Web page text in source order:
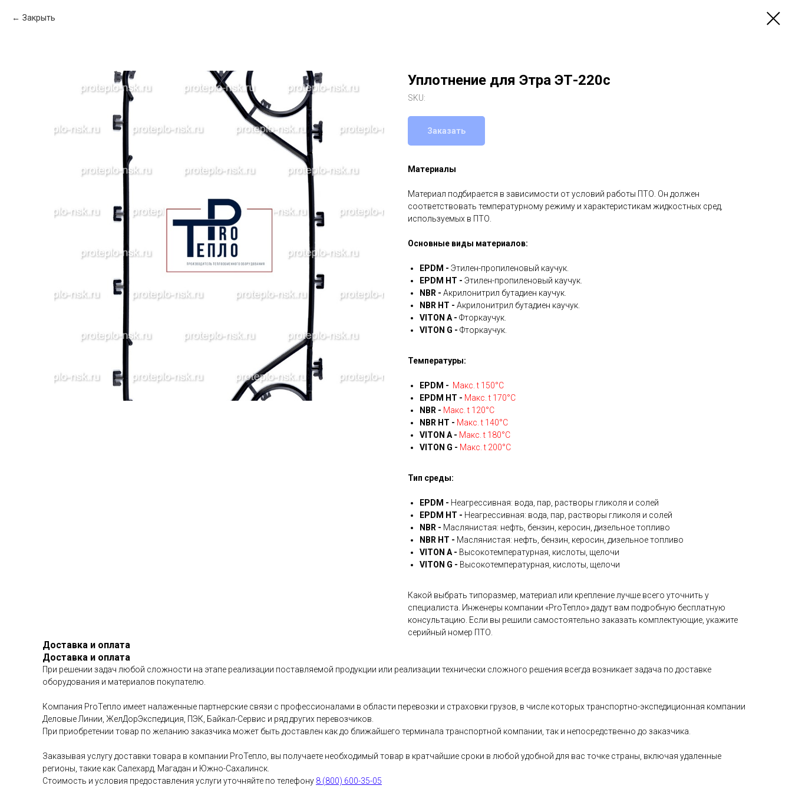
Закрыть
Уплотнение для Этра ЭТ-220с
SKU:
Заказать
Материалы
Материал подбирается в зависимости от условий работы ПТО. Он должен
соответствовать температурному режиму и характеристикам жидкостных сред,
используемых в ПТО.
Основные виды материалов:
EPDM - Этилен-пропиленовый каучук.
EPDM HT - Этилен-пропиленовый каучук.
NBR - Акрилонитрил бутадиен каучук.
NBR HT - Акрилонитрил бутадиен каучук.
VITON A - Фторкаучук.
VITON G - Фторкаучук.
Температуры:
EPDM - Макс. t 150°С
EPDM HT - Макс. t 170°С
NBR - Макс. t 120°С
NBR HT - Макс. t 140°С
VITON A - Макс. t 180°С
VITON G - Макс. t 200°С
Тип среды:
EPDM - Неагрессивная: вода, пар, растворы гликоля и солей
EPDM HT - Неагрессивная: вода, пар, растворы гликоля и солей
NBR - Маслянистая: нефть, бензин, керосин, дизельное топливо
NBR HT - Маслянистая: нефть, бензин, керосин, дизельное топливо
VITON A - Высокотемпературная, кислоты, щелочи
VITON G - Высокотемпературная, кислоты, щелочи
Какой выбрать типоразмер, материал или крепление лучше всего уточнить у
специалиста. Инженеры компании «ProТепло» дадут вам подробную бесплатную
консультацию. Если вы решили самостоятельно заказать комплектующие, укажите
серийный номер ПТО.
Доставка и оплата
Доставка и оплата
При решении задач любой сложности на этапе реализации поставляемой продукции или реализации технически сложного решения всегда возникает задача по доставке
оборудования и материалов покупателю.
Компания ProТепло имеет налаженные партнерские связи с профессионалами в области перевозки и страховки грузов, в числе которых транспортно-экспедиционная компании
Деловые Линии, ЖелДорЭкспедиция, ПЭК, Байкал-Сервис и ряд других перевозчиков.
При приобретении товар по желанию заказчика может быть доставлен как до ближайшего терминала транспортной компании, так и непосредственно до заказчика.
Заказывая услугу доставки товара в компании ProТепло, вы получаете необходимый товар в кратчайшие сроки в любой удобной для вас точке страны, включая удаленные
регионы, такие как Салехард, Магадан и Южно-Сахалинск.
Стоимость и условия предоставления услуги уточняйте по телефону 8 (800) 600-35-05